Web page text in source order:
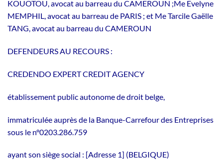
KOUOTOU, avocat au barreau du CAMEROUN ;Me Evelyne
MEMPHIL, avocat au barreau de PARIS ; et Me Tarcile Gaëlle
TANG, avocat au barreau du CAMEROUN
DEFENDEURS AU RECOURS :
CREDENDO EXPERT CREDIT AGENCY
établissement public autonome de droit belge,
immatriculée auprès de la Banque-Carrefour des Entreprises
sous le n°0203.286.759
ayant son siège social : [Adresse 1] (BELGIQUE)